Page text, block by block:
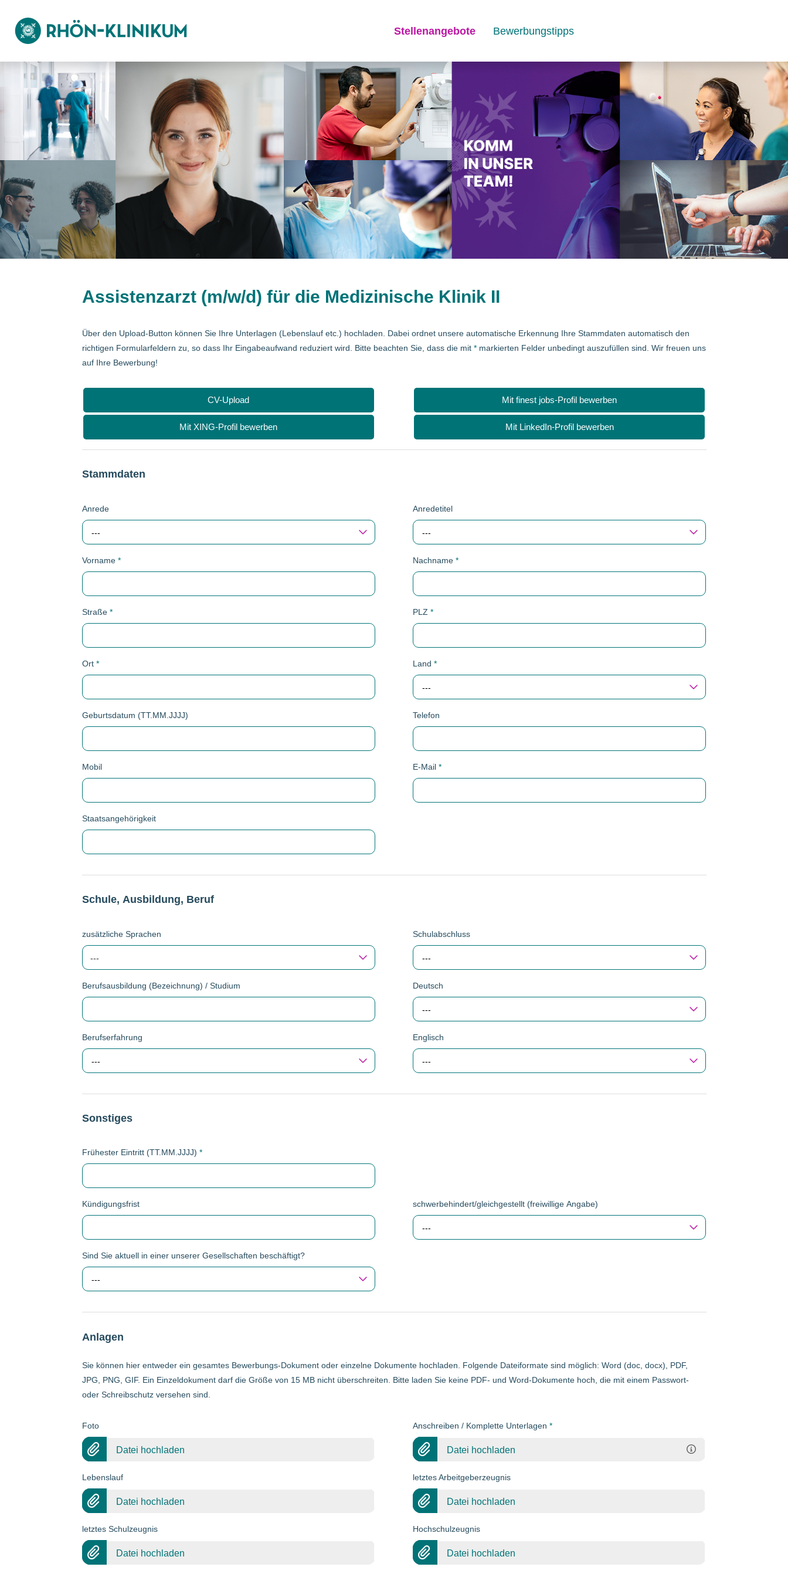
Stellenangebote Bewerbungstipps
Assistenzarzt (m/w/d) für die Medizinische Klinik II
Über den Upload-Button können Sie Ihre Unterlagen (Lebenslauf etc.) hochladen. Dabei ordnet unsere automatische Erkennung Ihre Stammdaten automatisch den
richtigen Formularfeldern zu, so dass Ihr Eingabeaufwand reduziert wird. Bitte beachten Sie, dass die mit *markierten Felder unbedingt auszufüllen sind. Wir freuen uns
auf Ihre Bewerbung!
CV-Upload Mit finest jobs-Profil bewerben
Mit XING-Profil bewerben Mit LinkedIn-Profil bewerben
Stammdaten
Anrede
---
Anredetitel
---
Vorname * Nachname *
Straße * PLZ *
Ort * Land *
---
Geburtsdatum (TT.MM.JJJJ) Telefon
Mobil E-Mail *
Staatsangehörigkeit
Schule, Ausbildung, Beruf
zusätzliche Sprachen
---
Schulabschluss
---
Berufsausbildung (Bezeichnung) / Studium Deutsch
---
Berufserfahrung
---
Englisch
---
Sonstiges
Frühester Eintritt (TT.MM.JJJJ) *
Kündigungsfrist schwerbehindert/gleichgestellt (freiwillige Angabe)
---
Sind Sie aktuell in einer unserer Gesellschaften beschäftigt?
---
Anlagen
Sie können hier entweder ein gesamtes Bewerbungs-Dokument oder einzelne Dokumente hochladen. Folgende Dateiformate sind möglich: Word (doc, docx), PDF,
JPG, PNG, GIF. Ein Einzeldokument darf die Größe von 15 MB nicht überschreiten. Bitte laden Sie keine PDF- und Word-Dokumente hoch, die mit einem Passwort-
oder Schreibschutz versehen sind.
Foto
Datei hochladen
Anschreiben / Komplette Unterlagen *
Datei hochladen
Lebenslauf
Datei hochladen
letztes Arbeitgeberzeugnis
Datei hochladen
letztes Schulzeugnis
Datei hochladen
Hochschulzeugnis
Datei hochladen